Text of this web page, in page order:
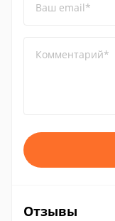
Ваш email*
Комментарий*
Отзывы